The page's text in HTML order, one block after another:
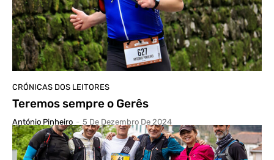
CRÓNICAS DOS LEITORES
Teremos sempre o Gerês
António Pinheiro - 5 De Dezembro De 2024